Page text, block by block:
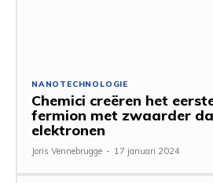
NANOTECHNOLOGIE
Chemici creëren het
fermion met zwaarder
elektronen
Joris Vennebrugge - 17 januari 2024